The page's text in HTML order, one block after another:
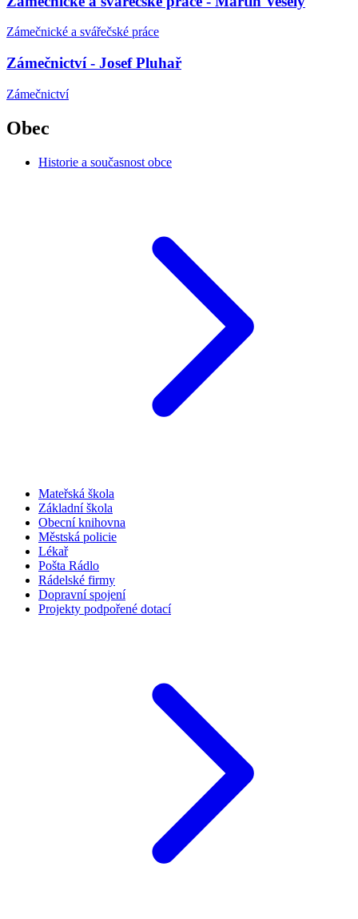
Zámečnické a svářečské práce
Zámečnictví - Josef Pluhař
Zámečnictví
Obec
Historie a současnost obce
Mateřská škola
Základní škola
Obecní knihovna
Městská policie
Lékař
Pošta Rádlo
Rádelské firmy
Dopravní spojení
Projekty podpořené dotací